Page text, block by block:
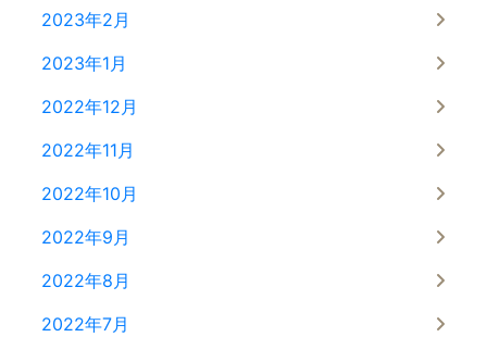
2023年2月
2023年1月
2022年12月
2022年11月
2022年10月
2022年9月
2022年8月
2022年7月